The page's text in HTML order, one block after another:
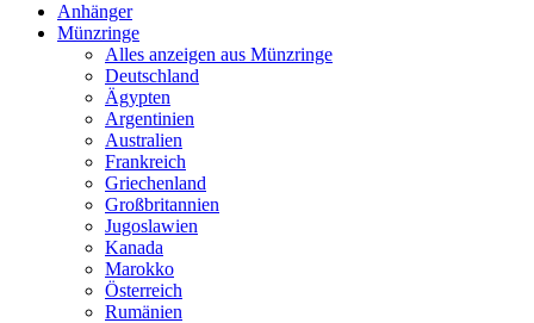
Anhänger
Münzringe
Alles anzeigen aus Münzringe
Deutschland
Ägypten
Argentinien
Australien
Frankreich
Griechenland
Großbritannien
Jugoslawien
Kanada
Marokko
Österreich
Rumänien